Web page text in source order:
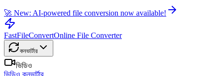
🚀 New: AI-powered file conversion now available!
FastFileConvertOnline File Converter
কনভার্টার
ভিডিও
ভিডিও কনভার্টার